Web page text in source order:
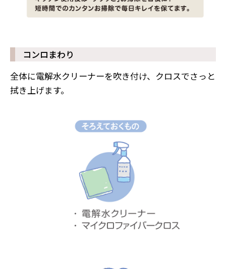
コンロまわり
全体に電解水クリーナーを吹き付け、クロスでさっと
拭き上げます。